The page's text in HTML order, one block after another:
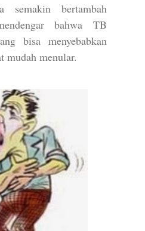
semakin bertambah
bahwa TB
bisa menyebabkan
mudah menular.